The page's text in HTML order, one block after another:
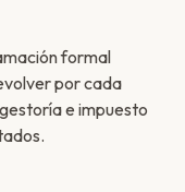
formal
por cada
e impuesto